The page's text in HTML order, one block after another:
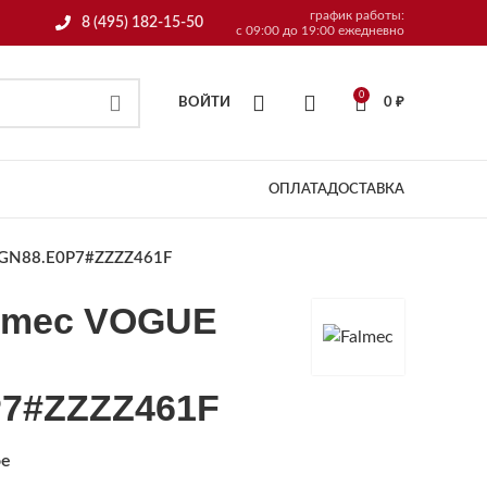
8 (495) 182-15-50
график работы:
с 09:00 до 19:00 ежедневно
ВОЙТИ
0
0 ₽
ОПЛАТАДОСТАВКА
VOGUE